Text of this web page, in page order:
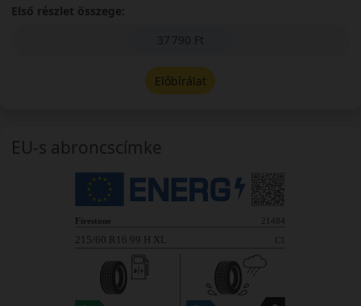
Első részlet összege:
37 790 Ft
Előbírálat
EU-s abroncscímke